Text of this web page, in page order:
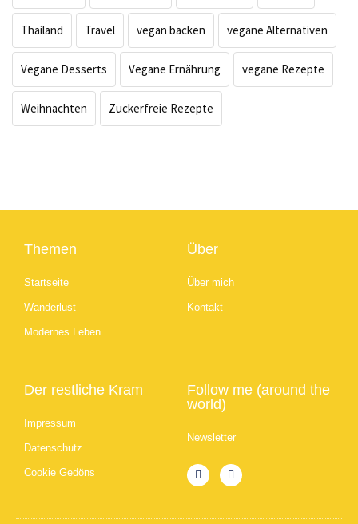
Thailand Travel vegan backen vegane Alternativen
Vegane Desserts Vegane Ernährung vegane Rezepte
Weihnachten Zuckerfreie Rezepte
Themen
Startseite
Wanderlust
Modernes Leben
Über
Über mich
Kontakt
Der restliche Kram
Impressum
Datenschutz
Cookie Gedöns
Follow me (around the
world)
Newsletter